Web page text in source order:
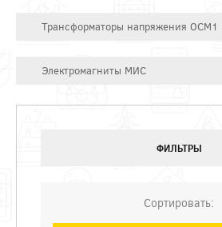
Трансформаторы напряжения
Электромагниты МИС
ФИЛЬТРЫ
Сортировать: